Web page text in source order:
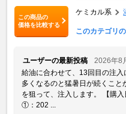
この商品の
価格を比較する
ケミカル系
このカテゴリ
ユーザーの最新投稿
2026年8
給油に合わせて、13回目の注
多くなるのと猛暑日が続くこ
を狙って、注入します。 【購
①：202 ...